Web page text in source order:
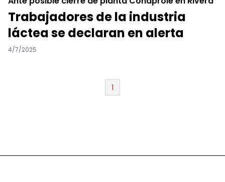
Trabajadores de la industria
láctea se declaran en alerta
4/7/2025
1